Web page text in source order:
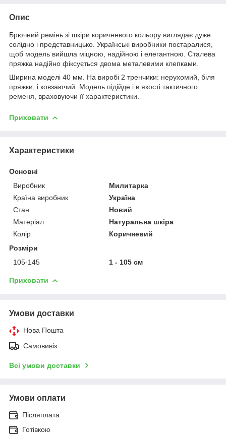
Опис
Брючний ремінь зі шкіри коричневого кольору виглядає дуже
солідно і представницько. Українські виробники постаралися,
щоб модель вийшла міцною, надійною і елегантною. Сталева
пряжка надійно фіксується двома металевими клепками.
Ширина моделі 40 мм. На виробі 2 тренчики: нерухомий, біля
пряжки, і ковзаючий. Модель підійде і в якості тактичного
ременя, враховуючи її характеристики.
Приховати
Характеристики
Основні
Виробник
Милитарка
Країна виробник
Україна
Стан
Новий
Матеріал
Натуральна шкіра
Колір
Коричневий
Розміри
105-145
1 - 105 см
Приховати
Умови доставки
Нова Пошта
Самовивіз
Всі умови доставки
Умови оплати
Післяплата
Готівкою